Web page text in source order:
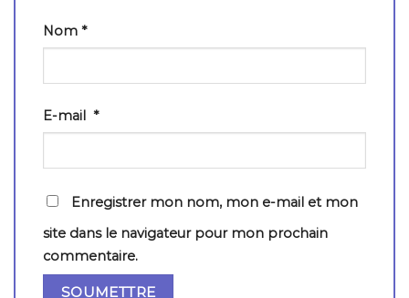
Nom *
E-mail *
Enregistrer mon nom, mon e-mail et mon
site dans le navigateur pour mon prochain
commentaire.